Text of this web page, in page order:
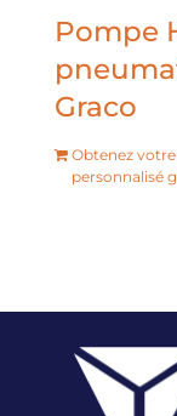
Pompe
Graco
Obtenez
personnalisé